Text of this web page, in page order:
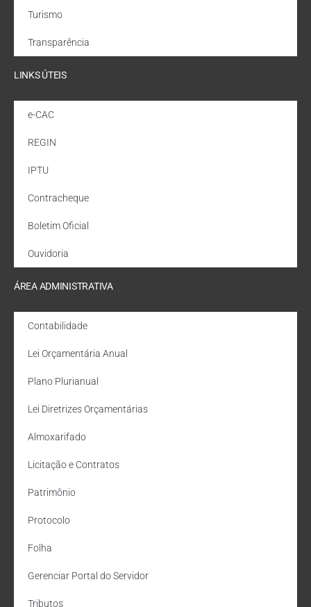
Turismo
Transparência
LINKS ÚTEIS
e-CAC
REGIN
IPTU
Contracheque
Boletim Oficial
Ouvidoria
ÁREA ADMINISTRATIVA
Contabilidade
Lei Orçamentária Anual
Plano Plurianual
Lei Diretrizes Orçamentárias
Almoxarifado
Licitação e Contratos
Patrimônio
Protocolo
Folha
Gerenciar Portal do Servidor
Tributos